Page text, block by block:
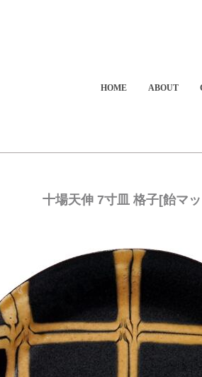
HOME ABOUT
十場天伸 7寸皿 格子[飴マ